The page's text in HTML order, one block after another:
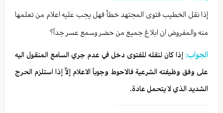
إذا نقل الخطيب فتوى المجتهد خطأ فهل يجب عليه اعلام من تعلمها
منه والمفروض ان ابلاغ جميع من حضر وسمع عسر جداً؟
الجواب: إذا كان لنقله للفتوى دخل في عدم جري السامع المنقول اليه
على وفق وظيفته الشرعية فالاحوط وجوباً الاعلام إلاّ إذا استلزم الحرج
الشديد الذي لا يتحمل عادة.